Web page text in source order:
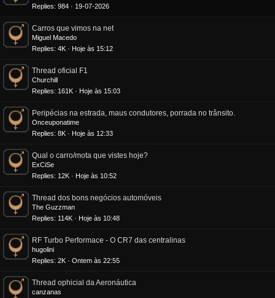
Replies 984 19-07-2026
Carros que vimos na net
Miguel Macedo
Replies 4K Hoje às 15:12
Thread oficial F1
Churchill
Replies
161K Hoje às 15:03
Peripécias na estrada, maus condutores, porrada no trânsito.
Onceuponatime
Replies 8K Hoje às 12:33
Qual o carro/mota que vistes hoje?
ExCiSe
Replies
12K Hoje às 10:52
Thread dos bons negócios automóveis
The Guzzman
Replies
114K Hoje às 10:48
RF Turbo Performace - O CR7 das centralinas
hugolini
Replies 2K Ontem às 22:55
Thread ophicial da Aeronáutica
canzanas